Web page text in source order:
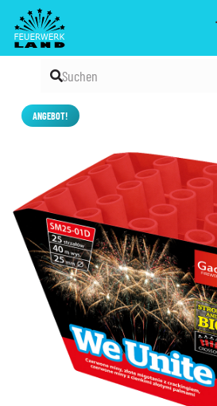
ANGEBOT!